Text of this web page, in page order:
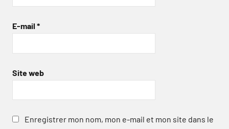
E-mail *
Site web
Enregistrer mon nom, mon e-mail et mon site dans le